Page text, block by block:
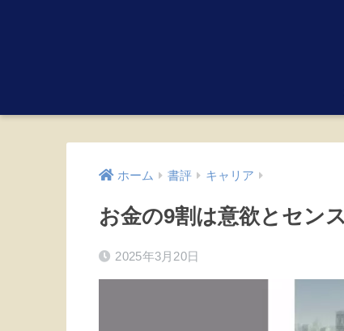
ホーム 書評 キャリア
お金の9割は意欲とセン
2025年3月20日